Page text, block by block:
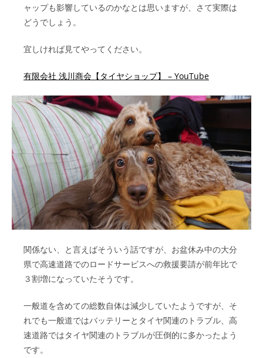
ャップも影響しているのかなとは思いますが、さて実際は
どうでしょう。
宜しければ見てやってください。
有限会社 浅川商会【タイヤショップ】 – YouTube
関係ない、と言えばそういう話ですが、お盆休み中の大分
県で高速道路でのロードサービスへの救援要請が前年比で
３割増になっていたそうです。
一般道を含めての総数自体は減少していたようですが、そ
れでも一般道ではバッテリーとタイヤ関連のトラブル、高
速道路ではタイヤ関連のトラブルが圧倒的に多かったよう
です。